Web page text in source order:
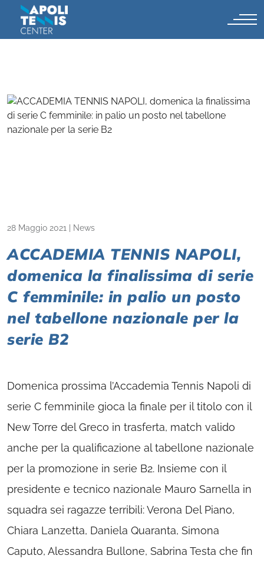
28 Maggio 2021 News
ACCADEMIA TENNIS NAPOLI,
domenica la finalissima di serie
C femminile: in palio un posto
nel tabellone nazionale per la
serie B2
Domenica prossima l’Accademia Tennis Napoli di
serie C femminile gioca la finale per il titolo con il
New Torre del Greco in trasferta, match valido
anche per la qualificazione al tabellone nazionale
per la promozione in serie B2. Insieme con il
presidente e tecnico nazionale Mauro Sarnella in
squadra sei ragazze terribili: Verona Del Piano,
Chiara Lanzetta, Daniela Quaranta, Simona
Caputo, Alessandra Bullone, Sabrina Testa che fin